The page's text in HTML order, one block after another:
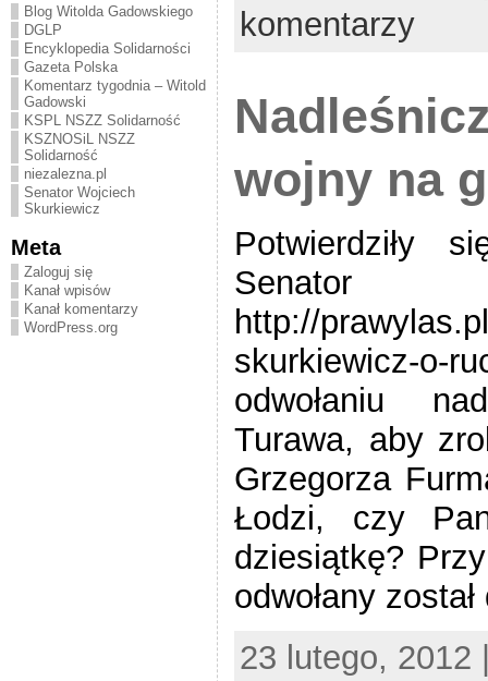
Blog Witolda Gadowskiego
DGLP
Encyklopedia Solidarności
Gazeta Polska
Komentarz tygodnia – Witold
Gadowski
KSPL NSZZ Solidarność
KSZNOSiL NSZZ
Solidarność
niezalezna.pl
Senator Wojciech
Skurkiewicz
Meta
Zaloguj się
Kanał wpisów
Kanał komentarzy
WordPress.org
komentarzy
wojny na
Potwierdziły
Senator
http://
skurkiewicz-o-
odwołaniu
Turawa, aby
Grzegorza
Łodzi, czy
dziesiątkę?
odwołany
23 lutego, 2012